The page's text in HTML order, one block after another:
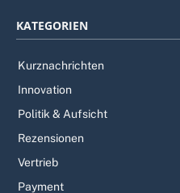
KATEGORIEN
Kurznachrichten
Innovation
Politik & Aufsicht
Rezensionen
Vertrieb
Payment